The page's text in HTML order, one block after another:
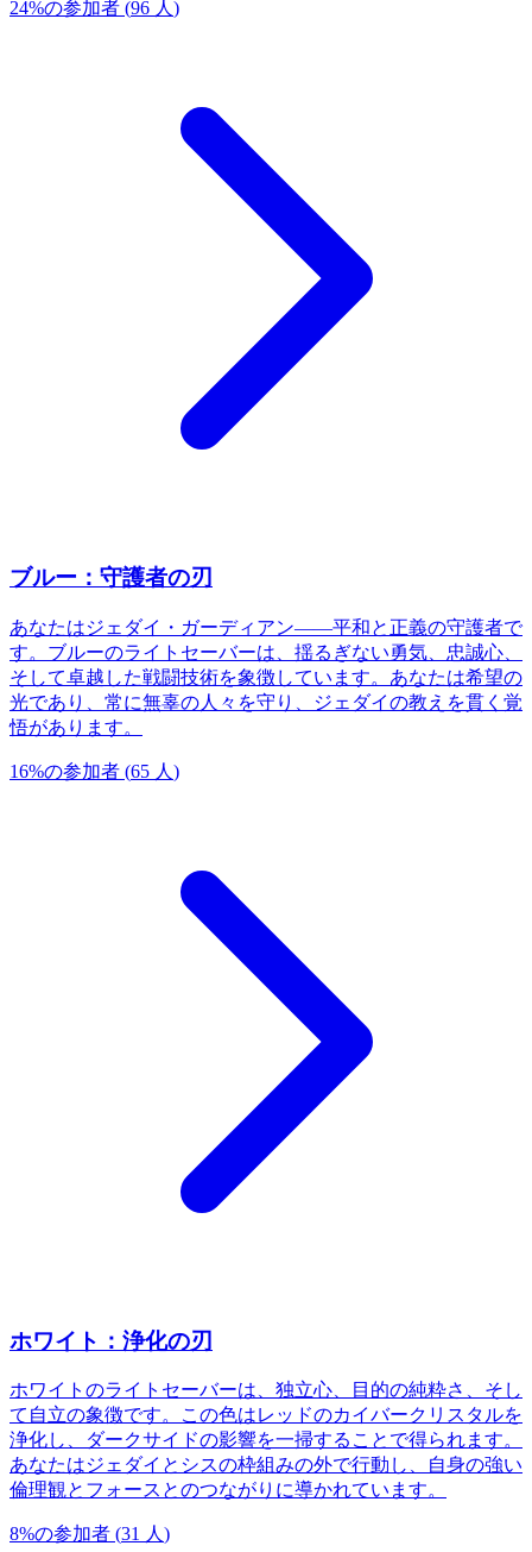
24%の参加者 (96 人)
ブルー：守護者の刃
あなたはジェダイ・ガーディアン——平和と正義の守護者で
す。ブルーのライトセーバーは、揺るぎない勇気、忠誠心、
そして卓越した戦闘技術を象徴しています。あなたは希望の
光であり、常に無辜の人々を守り、ジェダイの教えを貫く覚
悟があります。
16%の参加者 (65 人 )
ホワイト：浄化の刃
ホワイトのライトセーバーは、独立心、目的の純粋さ、そし
て自立の象徴です。この色はレッドのカイバークリスタルを
浄化し、ダークサイドの影響を一掃することで得られます。
あなたはジェダイとシスの枠組みの外で行動し、自身の強い
倫理観とフォースとのつながりに導かれています。
8%の参加者 (31 人 )